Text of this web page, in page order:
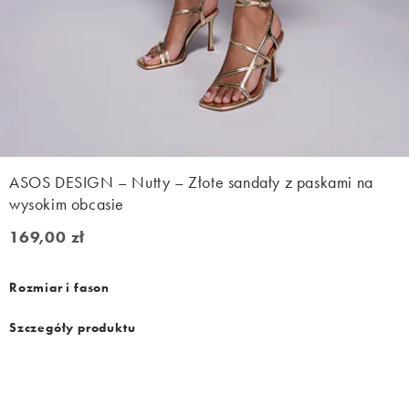
ASOS DESIGN – Nutty – Złote sandały z paskami na
wysokim obcasie
169,00 zł
169,00 zł
Rozmiar i fason
Szczegóły produktu